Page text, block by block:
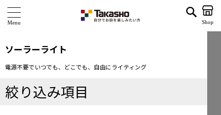
ブランド
海外ブランド・シリーズ
Shop
ソーラーライト
電源不要でいつでも、どこでも、自由にライティング
絞り込み項目